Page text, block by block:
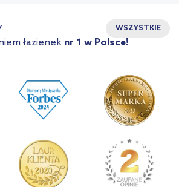
WSZYSTKIE
łazienek nr 1 w Polsce!